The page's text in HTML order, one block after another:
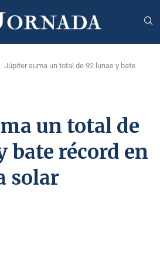
Júpiter suma un total de 92 lunas y bate
un total de
bate récord en
solar